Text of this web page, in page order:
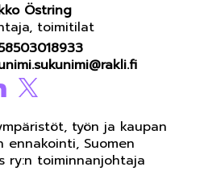
Östring
toimitilat
työn ja kaupan
ennakointi, Suomen
ry:n toiminnanjohtaja